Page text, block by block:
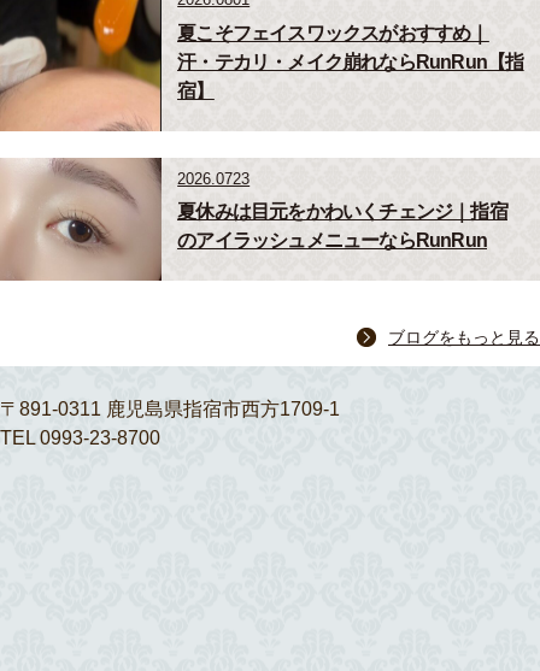
夏こそフェイスワックスがおすすめ｜
汗・テカリ・メイク崩れならRunRun【指
宿】
2026.0723
夏休みは目元をかわいくチェンジ｜指宿
のアイラッシュメニューならRunRun
ブログをもっと見る
〒891-0311 鹿児島県指宿市西方1709-1
TEL 0993-23-8700